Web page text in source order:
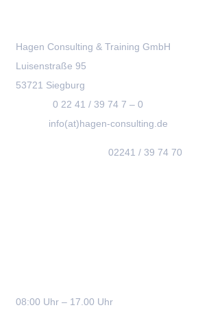
Hagen Consulting & Training GmbH
Luisenstraße 95
53721 Siegburg
0 22 41 / 39 74 7 – 0
info(at)hagen-consulting.de
02241 / 39 74 70
08:00 Uhr – 17.00 Uhr